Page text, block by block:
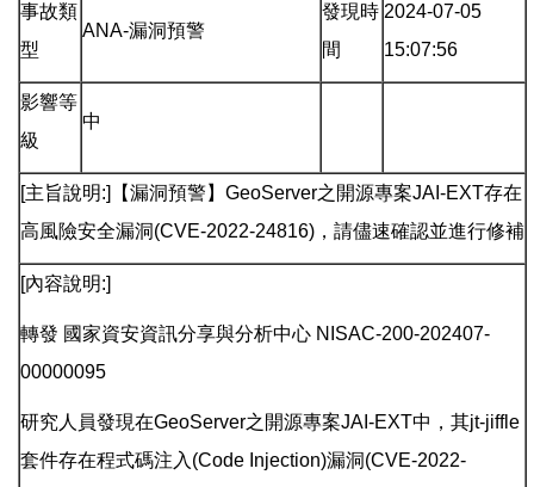
事故類
型
ANA-漏洞預警
發現時
間
2024-07-05
15:07:56
影響等
級
中
[主旨說明:]【漏洞預警】GeoServer之開源專案JAI-EXT存在
高風險安全漏洞(CVE-2022-24816)，請儘速確認並進行修補
[內容說明:]
轉發 國家資安資訊分享與分析中心 NISAC-200-202407-
00000095
研究人員發現在GeoServer之開源專案JAI-EXT中，其jt-jiffle
套件存在程式碼注入(Code Injection)漏洞(CVE-2022-